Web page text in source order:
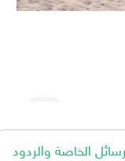
الخاصة والردود